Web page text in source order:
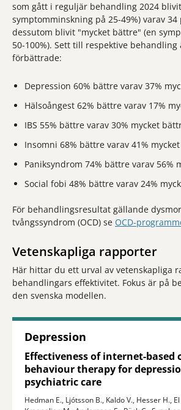
som gått i reguljär behandling 2024
symptomminskning på 25-49%) varav
dessutom blivit "mycket bättre" (en
50-100%). Sett till respektive behandling
förbättrade:
Depression 60% bättre varav 37%
Hälsoångest 62% bättre varav 17%
IBS 55% bättre varav 30% mycket
Insomni 68% bättre varav 41%
Paniksyndrom 74% bättre varav 56%
Social fobi 48% bättre varav 24%
För behandlingsresultat gällande
tvångssyndrom (OCD) se OCD-
Vetenskapliga rapporter
Här hittar du ett urval av vetenskapliga
behandlingars effektivitet. Fokus är på
den svenska modellen.
Depression
Effectiveness of internet-based
behaviour therapy for
psychiatric care
Hedman E., Ljótsson B., Kaldo V., Hesser H.,